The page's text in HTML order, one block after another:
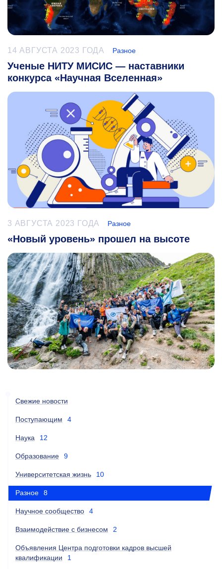
14 АВГУСТА 2023 ГОДА Разное
Ученые НИТУ МИСИС — наставники
конкурса «Научная Вселенная»
3 АВГУСТА 2023 ГОДА Разное
«Новый уровень» прошел на высоте
Свежие новости
Поступающим 4
Наука 12
Образование 9
Университетская жизнь 10
Разное 8
Научное сообщество 4
Взаимодействие с бизнесом 2
Объявления Центра подготовки кадров высшей
квалификации
1